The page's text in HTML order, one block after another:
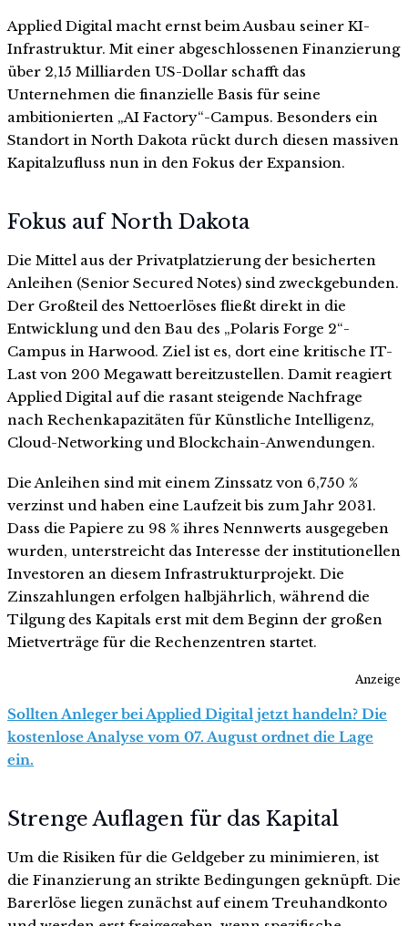
Applied Digital macht ernst beim Ausbau seiner KI-
Infrastruktur. Mit einer abgeschlossenen Finanzierung
über 2,15 Milliarden US-Dollar schafft das
Unternehmen die finanzielle Basis für seine
ambitionierten „AI Factory“-Campus. Besonders ein
Standort in North Dakota rückt durch diesen massiven
Kapitalzufluss nun in den Fokus der Expansion.
Fokus auf North Dakota
Die Mittel aus der Privatplatzierung der besicherten
Anleihen (Senior Secured Notes) sind zweckgebunden.
Der Großteil des Nettoerlöses fließt direkt in die
Entwicklung und den Bau des „Polaris Forge 2“-
Campus in Harwood. Ziel ist es, dort eine kritische IT-
Last von 200 Megawatt bereitzustellen. Damit reagiert
Applied Digital auf die rasant steigende Nachfrage
nach Rechenkapazitäten für Künstliche Intelligenz,
Cloud-Networking und Blockchain-Anwendungen.
Die Anleihen sind mit einem Zinssatz von 6,750 %
verzinst und haben eine Laufzeit bis zum Jahr 2031.
Dass die Papiere zu 98 % ihres Nennwerts ausgegeben
wurden, unterstreicht das Interesse der institutionellen
Investoren an diesem Infrastrukturprojekt. Die
Zinszahlungen erfolgen halbjährlich, während die
Tilgung des Kapitals erst mit dem Beginn der großen
Mietverträge für die Rechenzentren startet.
Anzeige
Sollten Anleger bei Applied Digital jetzt handeln? Die
kostenlose Analyse vom 07. August ordnet die Lage
ein.
Strenge Auflagen für das Kapital
Um die Risiken für die Geldgeber zu minimieren, ist
die Finanzierung an strikte Bedingungen geknüpft. Die
Barerlöse liegen zunächst auf einem Treuhandkonto